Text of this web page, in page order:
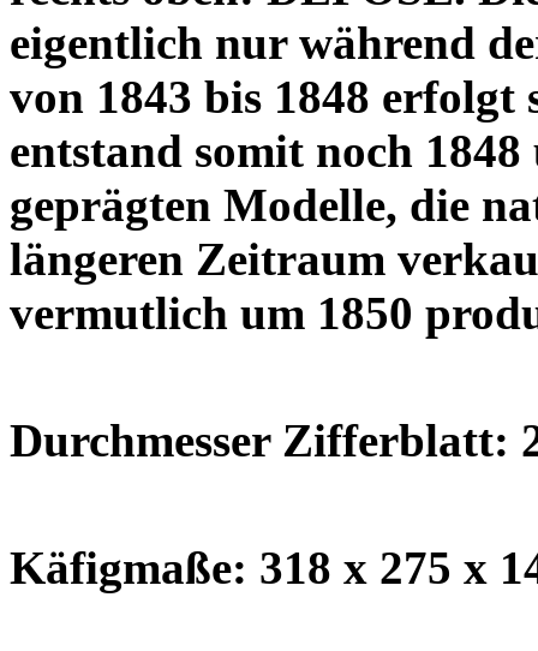
eigentlich nur während
von 1843 bis 1848 erfolgt
entstand somit noch
geprägten Modelle, die
längeren Zeitraum
vermutlich um 1850
Durchmesser Zifferblatt:
Käfigmaße: 318 x 275 x